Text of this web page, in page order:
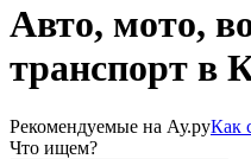
Авто, мото,
транспорт в
Рекомендуемые на Ау.руКак
Что ищем?